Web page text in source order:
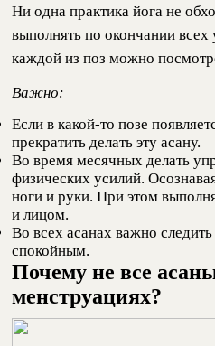
Ни одна практика йога не
выполнять по окончании
каждой из поз можно
Важно:
Если в какой-то позе
прекратить делать эту асану.
Во время месячных делать
физических усилий.
ноги и руки. При этом
и лицом.
Во всех асанах важно
спокойным.
Почему не все
менструациях?